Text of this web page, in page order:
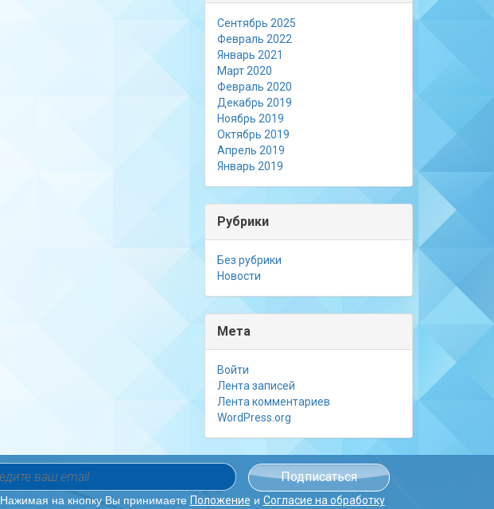
Сентябрь 2025
Февраль 2022
Январь 2021
Март 2020
Февраль 2020
Декабрь 2019
Ноябрь 2019
Октябрь 2019
Апрель 2019
Январь 2019
Рубрики
Без рубрики
Новости
Мета
Войти
Лента записей
Лента комментариев
WordPress.org
Нажимая на кнопку Вы принимаете Положение и Согласие на обработку